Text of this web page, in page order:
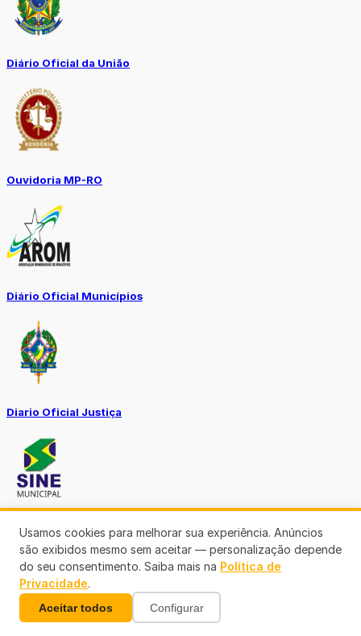
Diário Oficial da União
Ouvidoria MP-RO
Diário Oficial Municípios
Diario Oficial Justiça
SINE Municipal
Usamos cookies para melhorar sua experiência. Anúncios
são exibidos mesmo sem aceitar — personalização depende
do seu consentimento. Saiba mais na Política de
Privacidade.
Aceitar todos Configurar